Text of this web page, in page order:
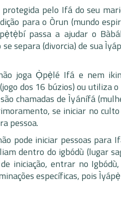
pelo Ifá do seu
para o Òrun (mundo
passa a ajudar o
se separa (divorcia) de sua
joga Ọ̀pẹ̀lé Ifá e nem
dos 16 búzios) ou utiliza
chamadas de Ìyánífá
se iniciar no
pessoa.
pode iniciar pessoas para
dentro do igbódù (lugar
iniciação, entrar no
específicas, pois